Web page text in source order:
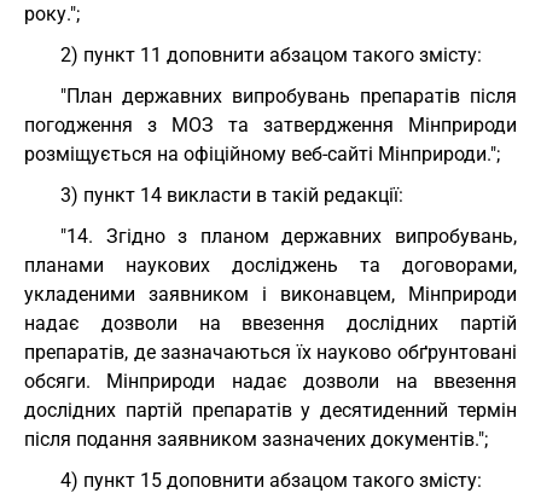
року.";
2) пункт 11 доповнити абзацом такого змісту:
"План державних випробувань препаратів після
погодження з МОЗ та затвердження Мінприроди
розміщується на офіційному веб-сайті Мінприроди.";
3) пункт 14 викласти в такій редакції:
"14. Згідно з планом державних випробувань,
планами наукових досліджень та договорами,
укладеними заявником і виконавцем, Мінприроди
надає дозволи на ввезення дослідних партій
препаратів, де зазначаються їх науково обґрунтовані
обсяги. Мінприроди надає дозволи на ввезення
дослідних партій препаратів у десятиденний термін
після подання заявником зазначених документів.";
4) пункт 15 доповнити абзацом такого змісту: